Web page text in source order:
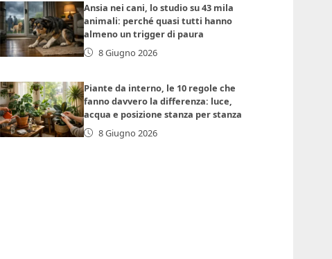
Ansia nei cani, lo studio su 43 mila
animali: perché quasi tutti hanno
almeno un trigger di paura
8 Giugno 2026
Piante da interno, le 10 regole che
fanno davvero la differenza: luce,
acqua e posizione stanza per stanza
8 Giugno 2026